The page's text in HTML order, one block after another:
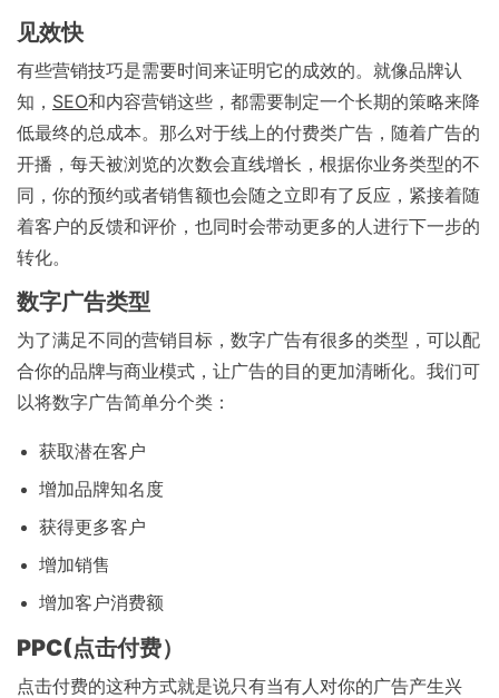
见效快
有些营销技巧是需要时间来证明它的成效的。就像品牌认
知， SEO和内容营销这些，都需要制定一个长期的策略来降
低最终的总成本。那么对于线上的付费类广告，随着广告的
开播，每天被浏览的次数会直线增长，根据你业务类型的不
同，你的预约或者销售额也会随之立即有了反应，紧接着随
着客户的反馈和评价，也同时会带动更多的人进行下一步的
转化。
数字广告类型
为了满足不同的营销目标，数字广告有很多的类型，可以配
合你的品牌与商业模式，让广告的目的更加清晰化。我们可
以将数字广告简单分个类：
获取潜在客户
增加品牌知名度
获得更多客户
增加销售
增加客户消费额
PPC(点击付费）
点击付费的这种方式就是说只有当有人对你的广告产生兴